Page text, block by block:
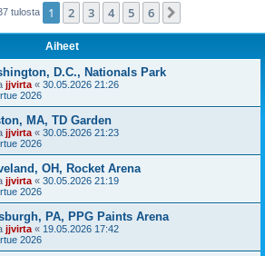
tulosta 1 2 3 4 5 6
Aiheet
D.C., Nationals Park
jjvirta « 30.05.2026 21:26
2026
MA, TD Garden
jjvirta « 30.05.2026 21:23
2026
OH, Rocket Arena
jjvirta « 30.05.2026 21:19
2026
PA, PPG Paints Arena
jjvirta « 19.05.2026 17:42
2026